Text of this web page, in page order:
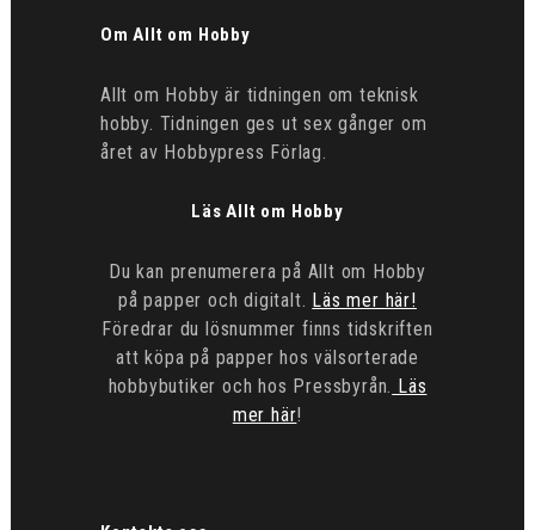
Om Allt om Hobby
Allt om Hobby är tidningen om teknisk
hobby. Tidningen ges ut sex gånger om
året av Hobbypress Förlag.
Läs Allt om Hobby
Du kan prenumerera på Allt om Hobby
på papper och digitalt. Läs mer här!
Föredrar du lösnummer finns tidskriften
att köpa på papper hos välsorterade
hobbybutiker och hos Pressbyrån. Läs
mer här!